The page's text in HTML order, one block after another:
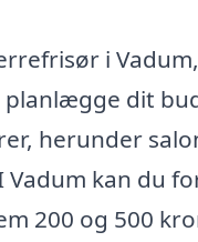
i
planlægge dit
herunder
Vadum kan du
200 og 500